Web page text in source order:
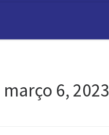
março 6, 2023